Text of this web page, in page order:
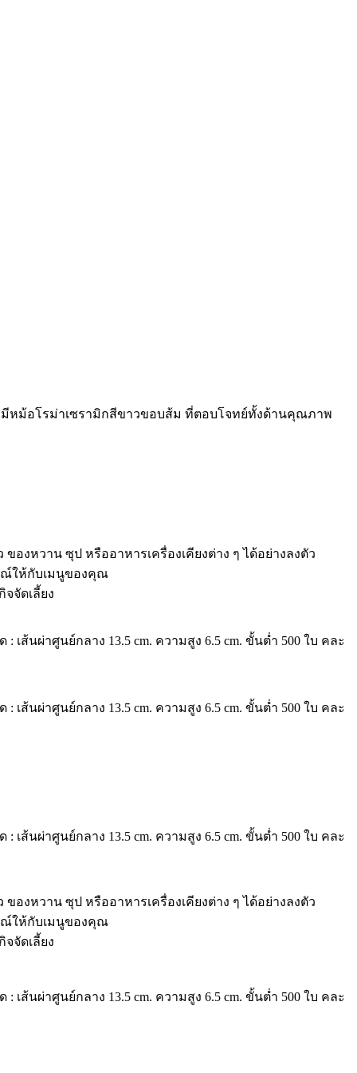
หม้อโรม่าเซรามิกสีขาวขอบส้ม ที่ตอบโจทย์ทั้งด้านคุณภาพ
องหวาน ซุป หรืออาหารเครื่องเคียงต่าง ๆ ได้อย่างลงตัว
ณ์ให้กับเมนูของคุณ
จัดเลี้ยง
เส้นผ่าศูนย์กลาง 13.5 cm. ความสูง 6.5 cm. ขั้นต่ำ 500 ใบ คละ
เส้นผ่าศูนย์กลาง 13.5 cm. ความสูง 6.5 cm. ขั้นต่ำ 500 ใบ คละ
เส้นผ่าศูนย์กลาง 13.5 cm. ความสูง 6.5 cm. ขั้นต่ำ 500 ใบ คละ
องหวาน ซุป หรืออาหารเครื่องเคียงต่าง ๆ ได้อย่างลงตัว
ณ์ให้กับเมนูของคุณ
จัดเลี้ยง
เส้นผ่าศูนย์กลาง 13.5 cm. ความสูง 6.5 cm. ขั้นต่ำ 500 ใบ คละ